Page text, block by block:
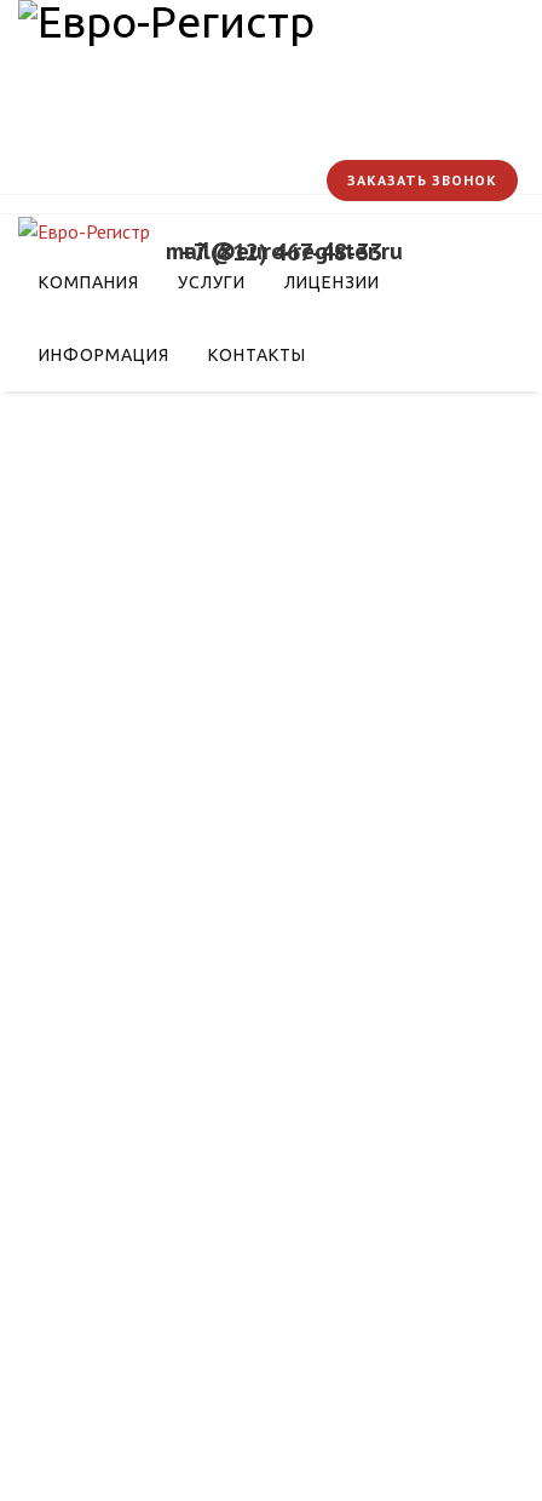
+7 (812) 467-48-33
mail@euro-register.ru
ЗАКАЗАТЬ ЗВОНОК
КОМПАНИЯ УСЛУГИ ЛИЦЕНЗИИ
ИНФОРМАЦИЯ КОНТАКТЫ
повышения